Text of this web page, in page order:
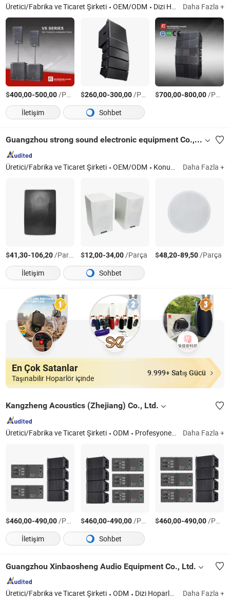
Üretici/Fabrika ve Ticaret Şirketi
OEM/ODM Dizi Hoparlörleri, Tam Aralık Hoparlörleri, Monitör Hoparlörleri, Subwoofer, Amplifikatörler, İşlemci, Merkez Kontrol Sistemi, Kağıtsız Konferans Sistemi, Akıllı Kayıt ve Yayın Sistemi Daha Fazla +
$400,00-500,00/Parça $260,00-300,00/Parça $700,00-800,00/Parça
İletişim
Sohbet
Guangzhou strong sound electronic equipment Co., Ltd
Üretici/Fabrika ve Ticaret Şirketi OEM/ODM Konuşmacı, Profesyonel Ses, Amplifikatör, Mikser, Mikrofon, Kamu Adresi Sistemi, Konferans Sistemi Daha Fazla +
$41,30-106,20/Parça $12,00-34,00/Parça $48,20-89,50/Parça
İletişim
Sohbet
En Çok Satanlar
Taşınabilir Hoparlör içinde
9.999+ Satış Gücü
Kangzheng Acoustics (Zhejiang) Co., Ltd.
Üretici/Fabrika ve Ticaret Şirketi ODM Profesyonel Konuşmacı Daha Fazla +
$460,00-490,00/Parça $460,00-490,00/Parça $460,00-490,00/Parça
İletişim
Sohbet
Guangzhou Xinbaosheng Audio Equipment Co., Ltd.
Üretici/Fabrika ve Ticaret Şirketi ODM Dizi Hoparlör, Subwoofer, Fp Güç Amplifikatörü, Dijital Amplifikatör, Ses İşlemci, Profesyonel Hoparlör, Profesyonel Mikrofon, Diğer Ses Ekipmanları Daha Fazla +